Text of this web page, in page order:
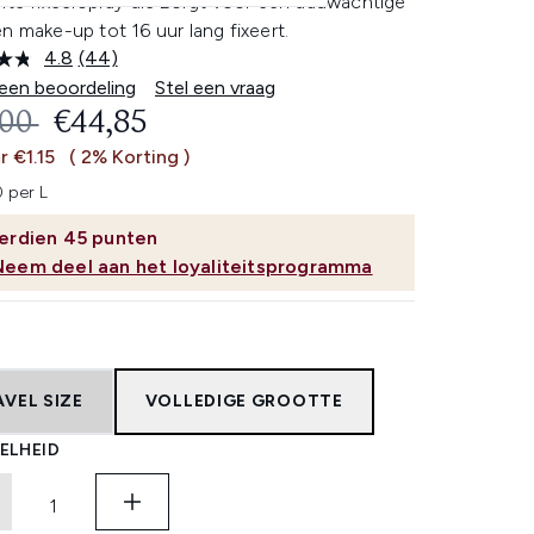
make-up tot 16 uur lang fixeert.
4.8 Lees
44
beoordelingen.
Dezelfde
paginalink.
(44)
beoordeling
Stel een vraag
45 punten
deel aan het loyaliteitsprogramma
RETAIL PRICE:
HUIDIGE PRIJS:
€44,85
€1.15 ( 2% Korting )
per L
SIZE VOLLEDIGE GROOTTE